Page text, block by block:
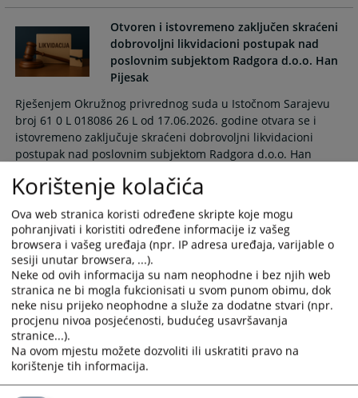
Otvoren i istovremeno zaključen skraćeni
dobrovoljni likvidacioni postupak nad
poslovnim subjektom Radgora d.o.o. Han
Pijesak
Rješenjem Okružnog privrednog suda u Istočnom Sarajevu
broj 61 0 L 018086 26 L od 17.06.2026. godine otvara se i
istovremeno zaključuje skraćeni dobrovoljni likvidacioni
postupak nad poslovnim subjektom Radgora d.o.o. Han
18.06.2026.
Otvoren i istovremeno zaključen skraćeni
dobrovoljni likvidacioni postupak nad
poslovnim subjektom Zdravstvena
ustanova Specijalistička ambulanta
interne medicine Hera Istočna Ilidža
Rješenjem Okružnog privrednog suda u Istočnom Sarajevu
broj 61 0 L 018106 26 L od 16.06.2026. godine otvara se i
istovremeno zaključuje skraćeni dobrovoljni likvidacioni
postupak nad poslovnim subjektom Zdravstvena ustanova
Specijalistička ambulanta interne medicine Hera Istočna
Korištenje kolačića
Ova web stranica koristi određene skripte koje mogu
pohranjivati i koristiti određene informacije iz vašeg
browsera i vašeg uređaja (npr. IP adresa uređaja, varijable o
sesiji unutar browsera, ...).
Neke od ovih informacija su nam neophodne i bez njih web
stranica ne bi mogla fukcionisati u svom punom obimu, dok
neke nisu prijeko neophodne a služe za dodatne stvari (npr.
procjenu nivoa posjećenosti, budućeg usavršavanja
stranice...).
Na ovom mjestu možete dozvoliti ili uskratiti pravo na
korištenje tih informacija.